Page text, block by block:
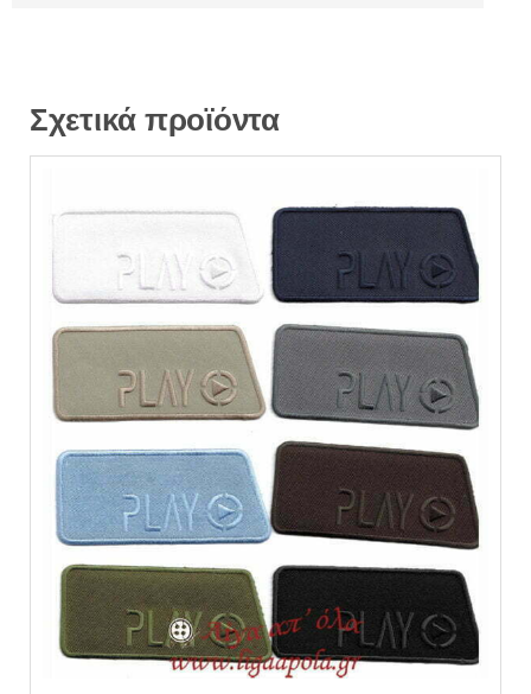
Σχετικά προϊόντα